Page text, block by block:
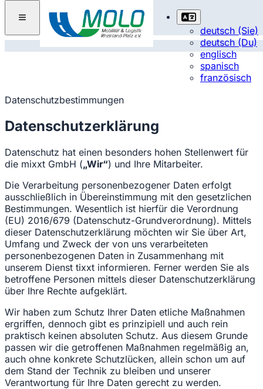
deutsch (Sie)
deutsch (Du)
englisch
spanisch
französisch
Datenschutzbestimmungen
Datenschutzerklärung
Datenschutz hat einen besonders hohen Stellenwert für
die mixxt GmbH („Wir“) und Ihre Mitarbeiter.
Die Verarbeitung personenbezogener Daten erfolgt
ausschließlich in Übereinstimmung mit den gesetzlichen
Bestimmungen. Wesentlich ist hierfür die Verordnung
(EU) 2016/679 (Datenschutz-Grundverordnung). Mittels
dieser Datenschutzerklärung möchten wir Sie über Art,
Umfang und Zweck der von uns verarbeiteten
personenbezogenen Daten in Zusammenhang mit
unserem Dienst tixxt informieren. Ferner werden Sie als
betroffene Personen mittels dieser Datenschutzerklärung
über Ihre Rechte aufgeklärt.
Wir haben zum Schutz Ihrer Daten etliche Maßnahmen
ergriffen, dennoch gibt es prinzipiell und auch rein
praktisch keinen absoluten Schutz. Aus diesem Grunde
passen wir die getroffenen Maßnahmen regelmäßig an,
auch ohne konkrete Schutzlücken, allein schon um auf
dem Stand der Technik zu bleiben und unserer
Verantwortung für Ihre Daten gerecht zu werden.